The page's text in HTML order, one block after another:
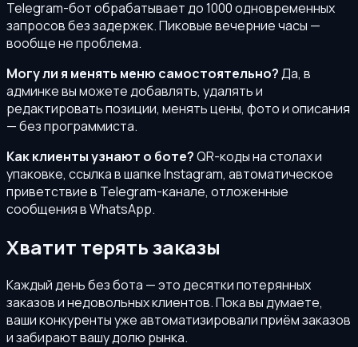
Telegram-бот обрабатывает до 1000 одновременных
запросов без задержек. Пиковые вечерние часы —
вообще не проблема.
Могу ли я менять меню самостоятельно?Да, в
админке вы можете добавлять, удалять и
редактировать позиции, менять цены, фото и описания
— без программиста.
Как клиенты узнают о боте?QR-коды на столах и
упаковке, ссылка в шапке Instagram, автоматическое
приветствие в Telegram-канале, отложенные
сообщения в WhatsApp.
Хватит терять заказы
Каждый день без бота — это десятки потерянных
заказов и недовольных клиентов. Пока вы думаете,
ваши конкуренты уже автоматизировали приём заказов
и забирают вашу долю рынка.